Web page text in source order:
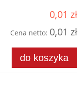
0,01 zł
Cena netto: 0,01 zł
do koszyka